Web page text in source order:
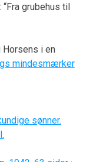
grubehus til
i en
mindesmærker
sønner.